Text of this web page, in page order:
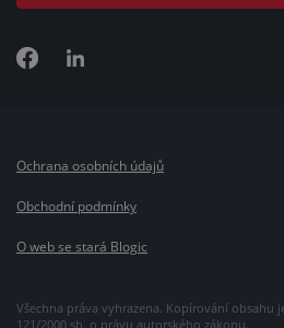
Všechna práva vyhrazena. Kopírování obsahu
121/2000 sb. o právu autorského zákonu.
Ochrana osobních údajů
Obchodní podmínky
O web se stará Blogic